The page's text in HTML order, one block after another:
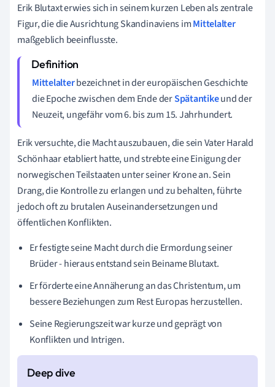
Erik Blutaxt erwies sich in seinem kurzen Leben als zentrale
Figur, die die Ausrichtung Skandinaviens imMittelalter
maßgeblich beeinflusste.
Mittelalterbezeichnet in der europäischen Geschichte
die Epoche zwischen dem Ende derSpätantikeund der
Neuzeit, ungefähr vom 6. bis zum 15. Jahrhundert.
Erik versuchte, die Macht auszubauen, die sein Vater Harald
Schönhaar etabliert hatte, und strebte eine Einigung der
norwegischen Teilstaaten unter seiner Krone an. Sein
Drang, die Kontrolle zu erlangen und zu behalten, führte
jedoch oft zu brutalen Auseinandersetzungen und
öffentlichen Konflikten.
Er festigte seine Macht durch die Ermordung seiner
Brüder - hieraus entstand sein Beiname Blutaxt.
Er förderte eine Annäherung an das Christentum, um
bessere Beziehungen zum Rest Europas herzustellen.
Seine Regierungszeit war kurze und geprägt von
Konflikten und Intrigen.